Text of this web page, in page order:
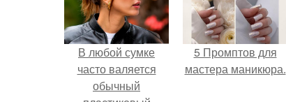
В любой сумке
часто валяется
обычный
5 Промптов для
мастера маникюра.